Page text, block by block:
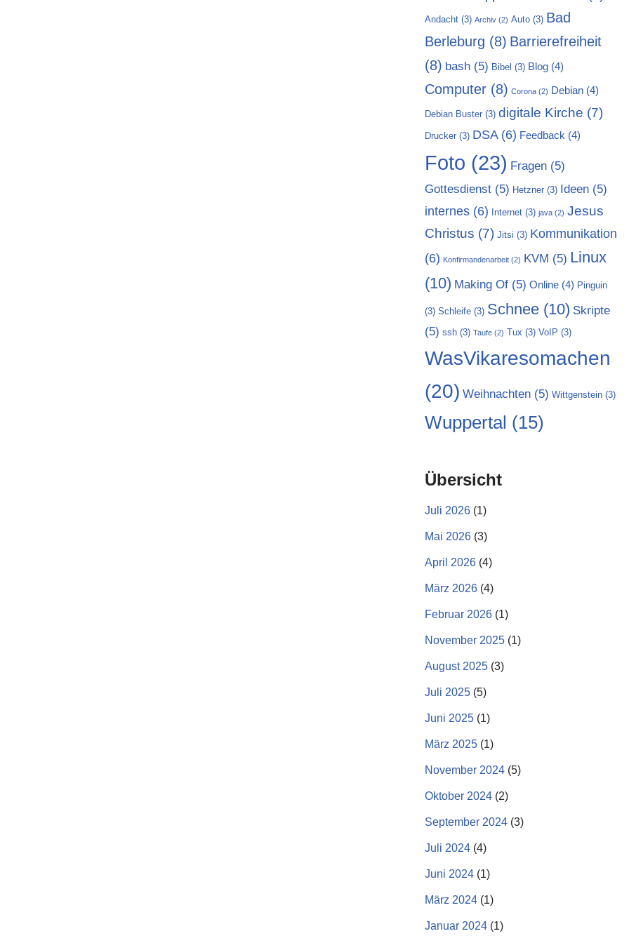
Andacht (3) Archiv (2) Auto (3) Bad
Berleburg (8) Barrierefreiheit
(8) bash (5) Bibel (3) Blog (4)
Computer (8) Corona (2) Debian (4)
Debian Buster (3) digitale Kirche (7)
Drucker (3) DSA(6) Feedback (4)
Foto (23) Fragen (5)
Gottesdienst (5) Hetzner (3) Ideen (5)
internes (6) Internet (3) java (2) Jesus
Christus (7) Jitsi (3) Kommunikation
(6) Konfirmandenarbeit (2) KVM (5) Linux
(10) Making Of (5) Online (4) Pinguin
(3) Schleife (3) Schnee (10) Skripte
(5) ssh (3) Taufe (2) Tux (3) VoIP (3)
WasVikaresomachen
(20) Weihnachten (5) Wittgenstein (3)
Wuppertal (15)
Übersicht
Juli 2026 (1)
Mai 2026 (3)
April 2026 (4)
März 2026 (4)
Februar 2026 (1)
November 2025 (1)
August 2025 (3)
Juli 2025 (5)
Juni 2025 (1)
März 2025 (1)
November 2024 (5)
Oktober 2024 (2)
September 2024 (3)
Juli 2024 (4)
Juni 2024 (1)
März 2024 (1)
Januar 2024 (1)